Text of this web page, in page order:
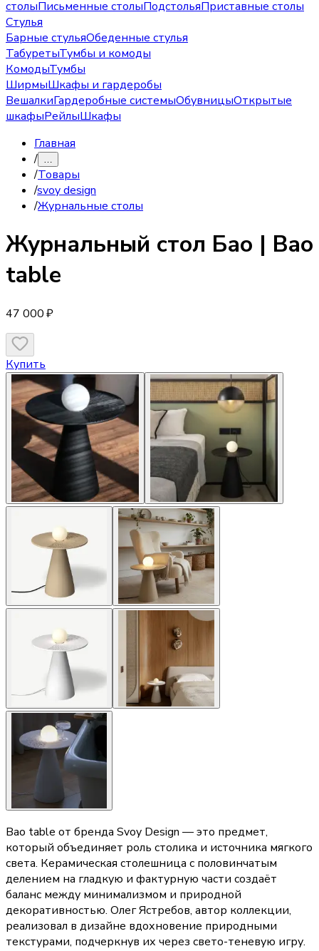
столыПисьменные столыПодстольяПриставные столы
Стулья
Барные стульяОбеденные стулья
ТабуретыТумбы и комоды
КомодыТумбы
ШирмыШкафы и гардеробы
ВешалкиГардеробные системыОбувницыОткрытые
шкафыРейлыШкафы
Главная
/ …
/Товары
/svoy design
/Журнальные столы
Журнальный стол Бао | Bao
table
47 000 ₽
Купить
Bao table от бренда Svoy Design — это предмет,
который объединяет роль столика и источника мягкого
света. Керамическая столешница с половинчатым
делением на гладкую и фактурную части создаёт
баланс между минимализмом и природной
декоративностью. Олег Ястребов, автор коллекции,
реализовал в дизайне вдохновение природными
текстурами, подчеркнув их через свето-теневую игру.